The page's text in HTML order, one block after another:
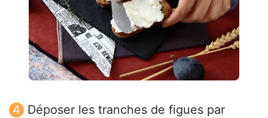
Déposer les tranches de figues par